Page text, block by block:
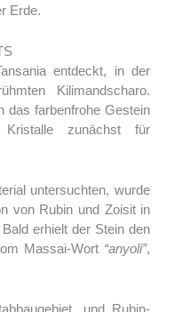
Erde.
entdeckt, in der
Kilimandscharo.
das farbenfrohe Gestein
zunächst für
untersuchten, wurde
von Rubin und Zoisit in
erhielt der Stein den
Massai-Wort “anyoli”,
und Rubin-